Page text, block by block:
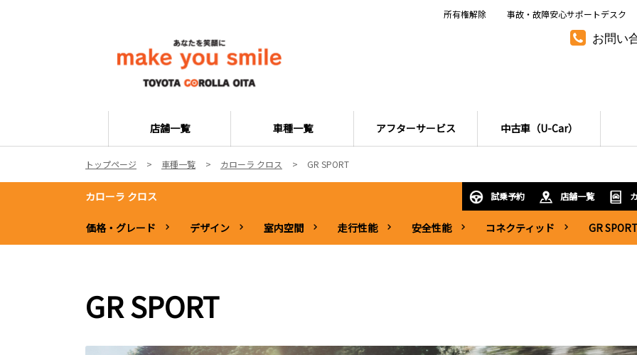
お問い
店舗一覧 車種一覧 アフターサービス 中古車（U-Car）
所有権解除 事故・故障安心サポートデスク
トップページ 車種一覧 カローラ クロス GR SPORT
カローラ クロス 試乗予約 店舗一覧
価格・グレード デザイン 室内空間 走行性能 安全性能 コネクティッド GR
GR SPORT